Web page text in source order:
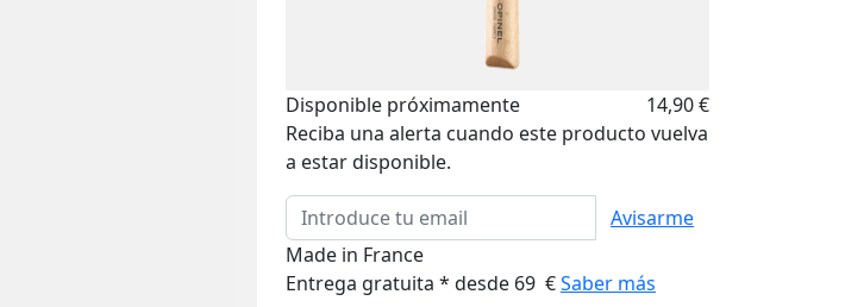
Disponible próximamente
14,90 €
Reciba una alerta cuando este producto vuelva
a estar disponible.
Avisarme
Made in France
Entrega gratuita * desde 69 €Saber más